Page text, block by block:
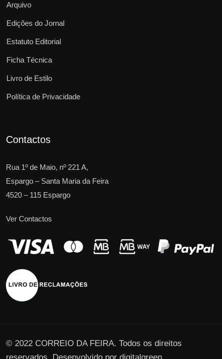
Arquivo
Edições do Jornal
Estatuto Editorial
Ficha Técnica
Livro de Estilo
Política de Privacidade
Contactos
Rua 1º de Maio, nº 221 A,
Espargo – Santa Maria da Feira
4520 – 115 Espargo
Ver Contactos
© 2022 CORREIO DA FEIRA. Todos os direitos